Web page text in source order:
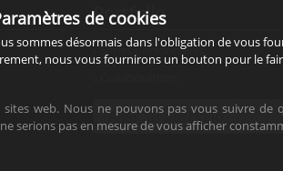
Portfolio
Séries personnelles
de cookies
sommes désormais dans l'obligation de vous
nous vous fournirons un bouton pour le
web. Nous ne pouvons pas vous suivre
serions pas en mesure de vous afficher